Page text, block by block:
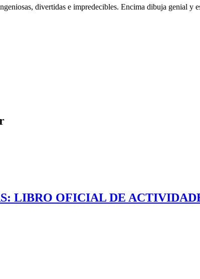
divertidas e impredecibles. Encima dibuja genial y
LIBRO OFICIAL DE